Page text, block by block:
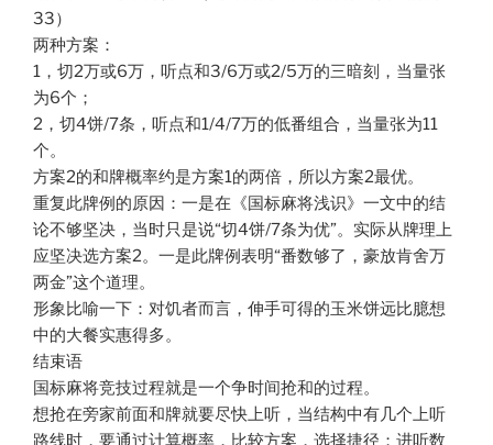
33）
两种方案：
1，切2万或6万，听点和3/6万或2/5万的三暗刻，当量张
为6个；
2，切4饼/7条，听点和1/4/7万的低番组合，当量张为11
个。
方案2的和牌概率约是方案1的两倍，所以方案2最优。
重复此牌例的原因：一是在《国标麻将浅识》一文中的结
论不够坚决，当时只是说“切4饼/7条为优”。实际从牌理上
应坚决选方案2。一是此牌例表明“番数够了，豪放肯舍万
两金”这个道理。
形象比喻一下：对饥者而言，伸手可得的玉米饼远比臆想
中的大餐实惠得多。
结束语
国标麻将竞技过程就是一个争时间抢和的过程。
想抢在旁家前面和牌就要尽快上听，当结构中有几个上听
路线时，要通过计算概率，比较方案，选择捷径；进听数